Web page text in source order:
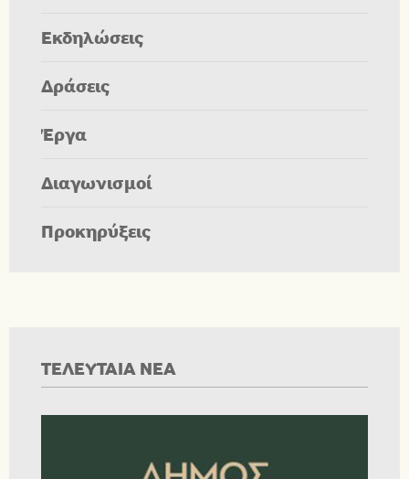
Εκδηλώσεις
Δράσεις
Έργα
Διαγωνισμοί
Προκηρύξεις
ΤΕΛΕΥΤΑΙΑ ΝΕΑ